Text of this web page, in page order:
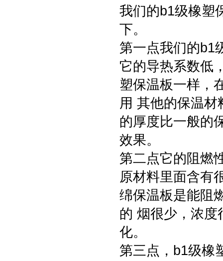
我们的b1级橡塑
下。
第一点我们的b1
它的导热系数低
塑保温板一样，
用 其他的保温
的厚度比一般的
效果。
第二点它的阻燃
原材料里面含有
绵保温板是能阻
的 烟很少，浓度
化。
第三点，b1级橡